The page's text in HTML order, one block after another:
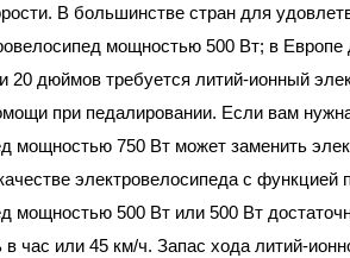
В большинстве стран для
мощностью 500 Вт; в Европе
20 дюймов требуется литий-ионный
при педалировании. Если вам
мощностью 750 Вт может заменить
электровелосипеда с
мощностью 500 Вт или 500 Вт
час или 45 км/ч. Запас хода литий-